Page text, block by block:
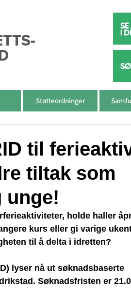
Støtteordninger
til
tiltak som
unge!
holde haller
kurs eller gi varige
til å delta i idretten?
lyser nå ut søknadsbaserte
Søknadsfristen er